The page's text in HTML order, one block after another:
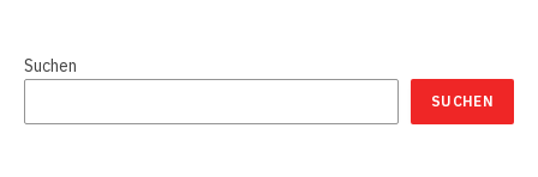
Suchen
SUCHEN